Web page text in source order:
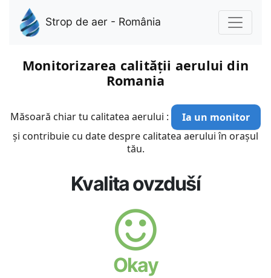
Strop de aer - România
Monitorizarea calității aerului din
Romania
Măsoară chiar tu calitatea aerului :
Ia un monitor
și contribuie cu date despre calitatea aerului în orașul
tău.
Kvalita ovzduší
Okay